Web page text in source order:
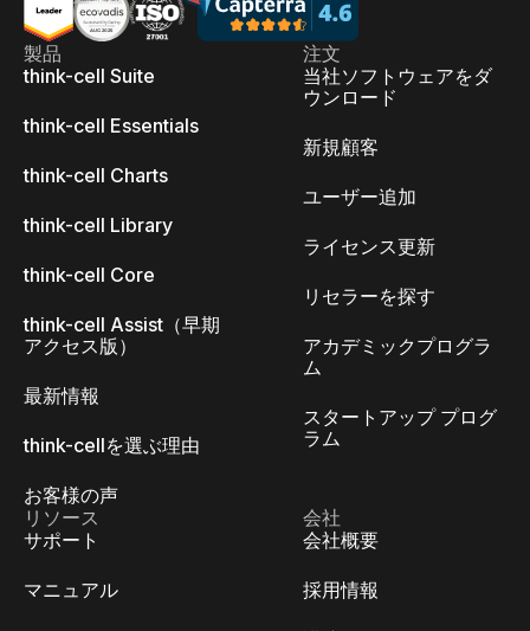
製品
think-cell Suite
think-cell Essentials
think-cell Charts
think-cell Library
think-cell Core
think-cell Assist（早期
アクセス版）
最新情報
think-cellを選ぶ理由
お客様の声
注文
当社ソフトウェアをダ
ウンロード
新規顧客
ユーザー追加
ライセンス更新
リセラーを探す
アカデミックプログラ
ム
スタートアップ プログ
ラム
リソース
サポート
マニュアル
会社
会社概要
採用情報